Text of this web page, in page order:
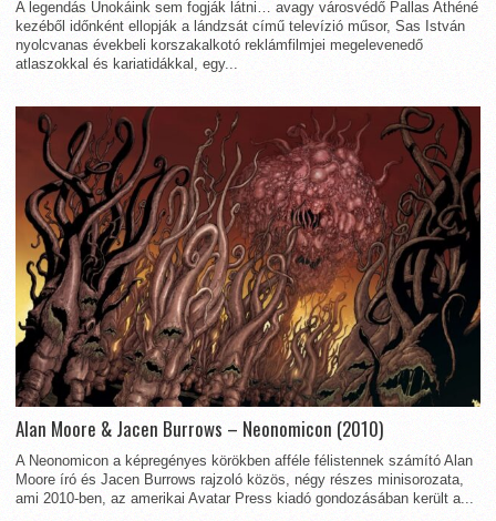
A legendás Unokáink sem fogják látni… avagy városvédő Pallas Athéné
kezéből időnként ellopják a lándzsát című televízió műsor, Sas István
nyolcvanas évekbeli korszakalkotó reklámfilmjei megelevenedő
atlaszokkal és kariatidákkal, egy...
Alan Moore & Jacen Burrows – Neonomicon (2010)
A Neonomicon a képregényes körökben afféle félistennek számító Alan
Moore író és Jacen Burrows rajzoló közös, négy részes minisorozata,
ami 2010-ben, az amerikai Avatar Press kiadó gondozásában került a...